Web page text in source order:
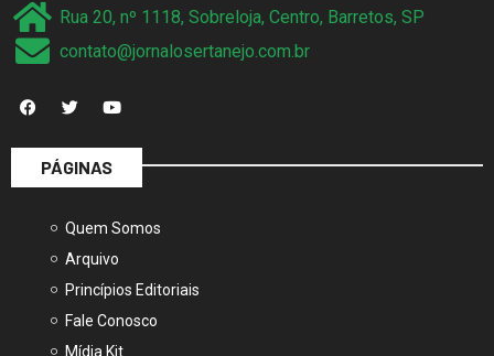
Rua 20, nº 1118, Sobreloja, Centro, Barretos, SP
contato@jornalosertanejo.com.br
PÁGINAS
Quem Somos
Arquivo
Princípios Editoriais
Fale Conosco
Mídia Kit